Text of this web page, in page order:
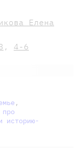
Елена
, 4-6
,
про
историю-